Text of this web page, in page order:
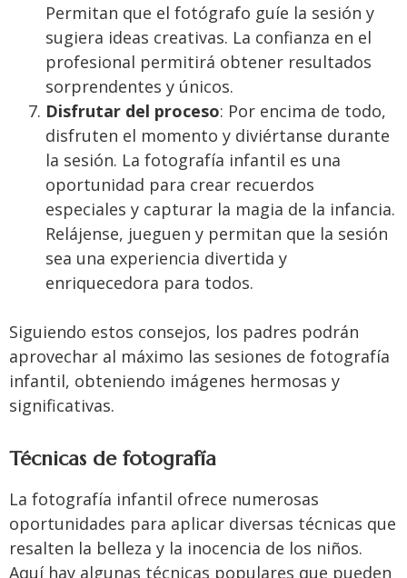
Permitan que el fotógrafo guíe la sesión y
sugiera ideas creativas. La confianza en el
profesional permitirá obtener resultados
sorprendentes y únicos.
Disfrutar del proceso: Por encima de todo,
disfruten el momento y diviértanse durante
la sesión. La fotografía infantil es una
oportunidad para crear recuerdos
especiales y capturar la magia de la infancia.
Relájense, jueguen y permitan que la sesión
sea una experiencia divertida y
enriquecedora para todos.
Siguiendo estos consejos, los padres podrán
aprovechar al máximo las sesiones de fotografía
infantil, obteniendo imágenes hermosas y
significativas.
Técnicas de fotografía
La fotografía infantil ofrece numerosas
oportunidades para aplicar diversas técnicas que
resalten la belleza y la inocencia de los niños.
Aquí hay algunas técnicas populares que pueden